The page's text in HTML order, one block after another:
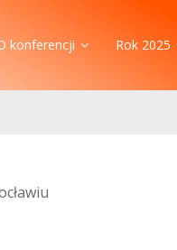
konferencji Rok 2025